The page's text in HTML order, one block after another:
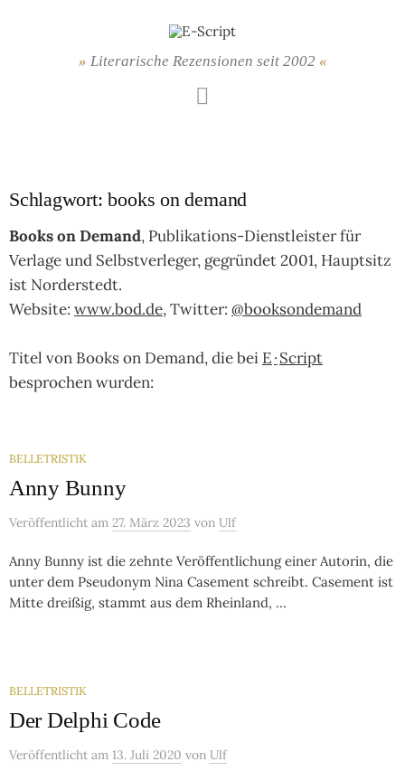
Literarische Rezensionen seit 2002
Schlagwort:books on demand
Books on Demand, Publikations-Dienstleister für
Verlage und Selbstverleger, gegründet 2001, Hauptsitz
ist Norderstedt.
Website: www.bod.de, Twitter: @booksondemand
Titel von Books on Demand, die bei E·Script
besprochen wurden:
BELLETRISTIK
Anny Bunny
Veröffentlicht am 27. März 2023 von Ulf
Anny Bunny ist die zehnte Veröffentlichung einer Autorin, die
unter dem Pseudonym Nina Casement schreibt. Casement ist
Mitte dreißig, stammt aus dem Rheinland, ...
BELLETRISTIK
Der Delphi Code
Veröffentlicht am 13. Juli 2020 von Ulf